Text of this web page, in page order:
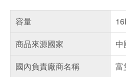
容量
商品來源國家
中
國內負責廠商名稱
富